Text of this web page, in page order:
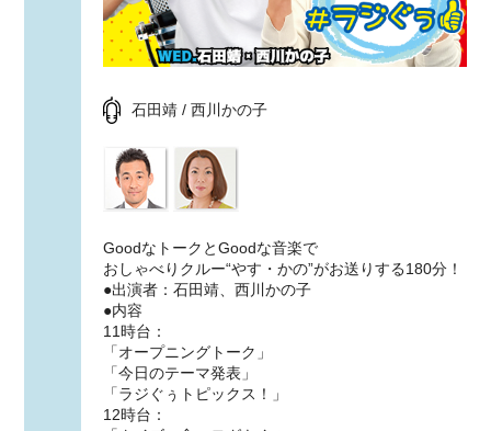
石田靖 / 西川かの子
GoodなトークとGoodな音楽で
おしゃべりクルー“やす・かの”がお送りする180分！
●出演者：石田靖、西川かの子
●内容
11時台：
「オープニングトーク」
「今日のテーマ発表」
「ラジぐぅトピックス！」
12時台：